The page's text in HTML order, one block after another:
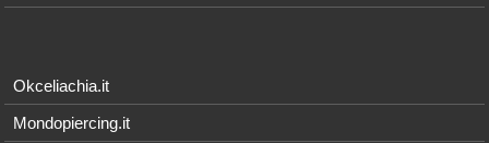
Okceliachia.it
Mondopiercing.it